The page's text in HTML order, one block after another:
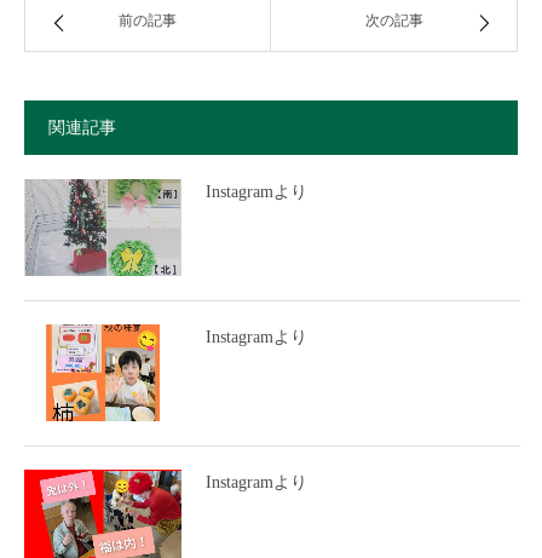
前の記事 次の記事
関連記事
Instagramより
Instagramより
Instagramより